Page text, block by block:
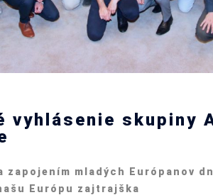
vyhlásenie skupiny
zapojením mladých Euró panov
Euró pu zajtrajška